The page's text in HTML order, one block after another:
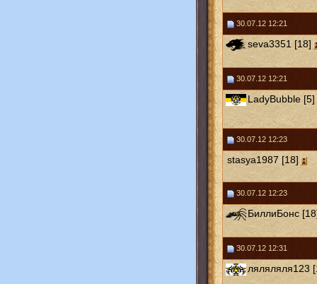
30.07.12 12:21
seva3351 [18]
30.07.12 12:21
LadyBubble [5]
30.07.12 12:23
stasya1987 [18]
30.07.12 12:23
БиллиБонс
30.07.12 12:31
ляляляля123